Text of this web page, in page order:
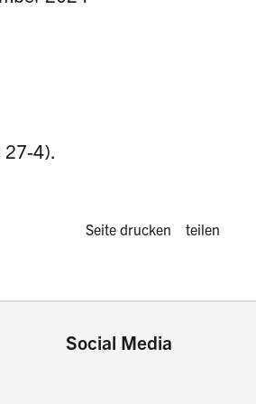
27-4).
Diese Seite
Seite drucken teilen
Social Media